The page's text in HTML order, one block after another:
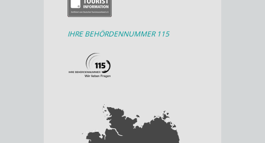
IHRE BEHÖRDENNUMMER 115